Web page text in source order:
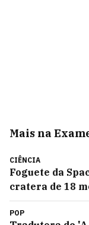
Mais na
CIÊNCIA
Foguete da
cratera de 18
POP